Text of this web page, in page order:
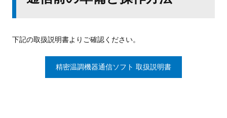
下記の取扱説明書よりご確認ください。
精密温調機器通信ソフト 取扱説明書